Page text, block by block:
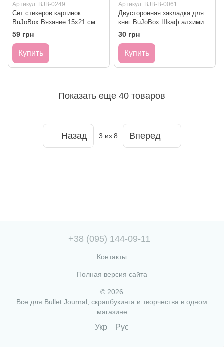
Артикул: BJB-0249
Сет стикеров картинок
BuJoBox Вязание 15х21 см
59 грн
Купить
Артикул: BJB-B-0061
Двусторонняя закладка для
книг BuJoBox Шкаф алхимика
4,6×14,6 см
30 грн
Купить
Показать еще 40 товаров
Назад 3 из 8 Вперед
+38 (095) 144-09-11
Контакты
Полная версия сайта
© 2026
Все для Bullet Journal, скрапбукинга и творчества в одном
магазине
Укр Рус